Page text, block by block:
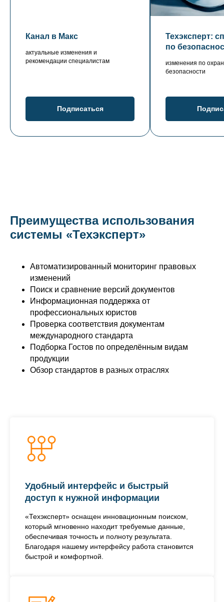
Канал в Макс
актуальные изменения и
рекомендации специалистам
Подписаться
Техэксперт:
по
изменения по
безопасности
Преимущества использования
системы «Техэксперт»
Автоматизированный мониторинг правовых
изменений
Поиск и сравнение версий документов
Информационная поддержка от
профессиональных юристов
Проверка соответствия документам
международного стандарта
Подборка Гостов по определённым видам
продукции
Обзор стандартов в разных отраслях
Удобный интерфейс и быстрый
доступ к нужной информации
«Техэксперт» оснащен инновационным поиском,
который мгновенно находит требуемые данные,
обеспечивая точность и полноту результата.
Благодаря нашему интерфейсу работа становится
быстрой и комфортной.